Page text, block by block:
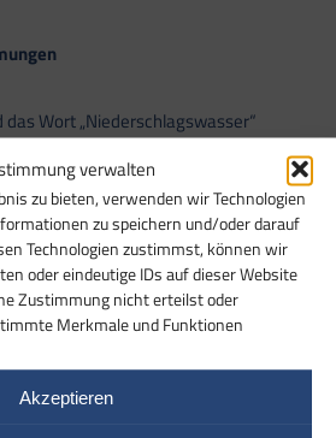
verwalten
zu bieten, verwenden wir Technologien
zu speichern und/oder darauf
Technologien zustimmst, können wir
oder eindeutige IDs auf dieser Website
Zustimmung nicht erteilst oder
Merkmale und Funktionen
Akzeptieren
das Wort „Niederschlagswasser“
und Benutzungszwang
gestrichen.
2. Bindestrich entfällt.